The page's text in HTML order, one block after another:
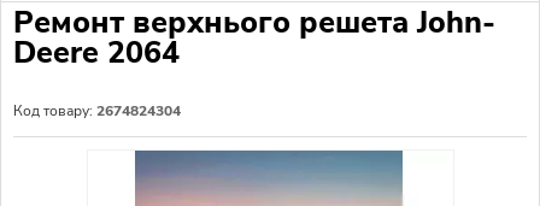
Ремонт верхнього решета John-
Deere 2064
Код товару: 2674824304